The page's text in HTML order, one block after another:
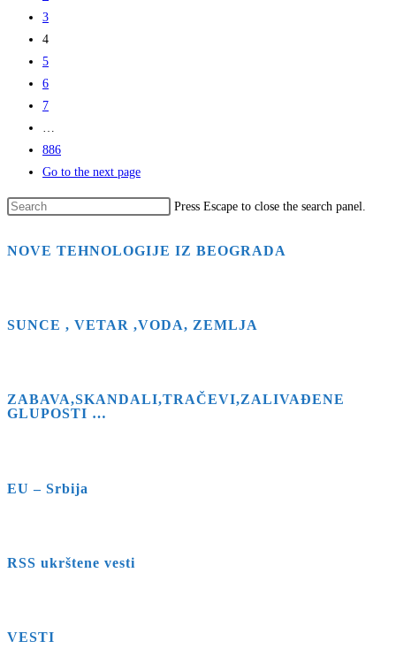
3
4
5
6
7
886
Go to the next page
Press Escape to close the search panel.
NOVE TEHNOLOGIJE IZ BEOGRADA
SUNCE , VETAR ,VODA, ZEMLJA
ZABAVA,SKANDALI,TRAČEVI,ZALIVAĐENE
GLUPOSTI …
EU – Srbija
RSS ukrštene vesti
VESTI